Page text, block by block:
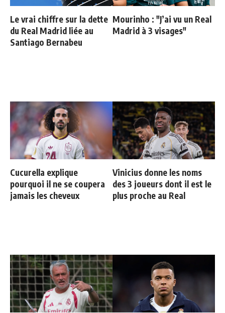
Le vrai chiffre sur la dette
du Real Madrid liée au
Santiago Bernabeu
Mourinho : "J’ai vu un Real
Madrid à 3 visages"
Cucurella explique
pourquoi il ne se coupera
jamais les cheveux
Vinicius donne les noms
des 3 joueurs dont il est le
plus proche au Real